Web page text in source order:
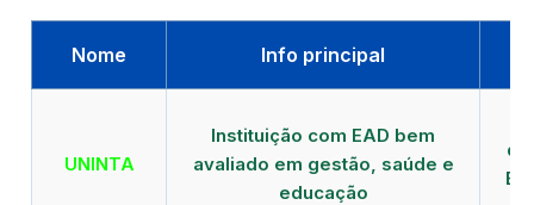
Nome Info principal
UNINTA
Instituição com EAD bem
avaliado em gestão, saúde e
educação